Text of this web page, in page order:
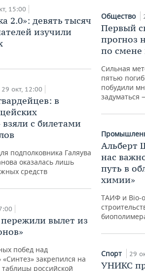
15:00
2.0»: девять тысяч
изучили
29 окт, 12:00
в
с билетами
подполковника Галяува
оказалась лишь
средств
вылет из
побед над
закрепился на
таблицы российской
Колотов, в
колотил ты
Общество
Первый
прогноз
по смене
Сильная
пятью
побудили
задуматься
Альберт
нас
путь в
химии»
ТАИФ и Bio-
Спорт 29
УНИКС